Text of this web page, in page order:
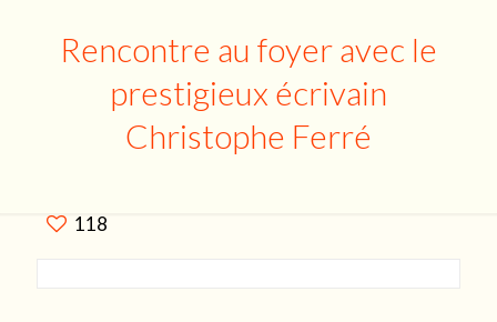
Rencontre au foyer avec le
prestigieux écrivain
Christophe Ferré
118